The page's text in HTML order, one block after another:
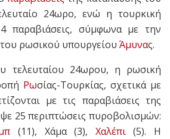
24ωρο, ενώ η τουρκική
παραβιάσεις, σύμφωνα με την
ρωσικού υπουργείου Άμυνας.
τελευταίου 24ωρου, η ρωσική
Ρωσίας-Τουρκίας, σχετικά με
με τις παραβιάσεις της
25 περιπτώσεις πυροβολισμών:
(11), Χάμα (3), Χαλέπι(5). Η